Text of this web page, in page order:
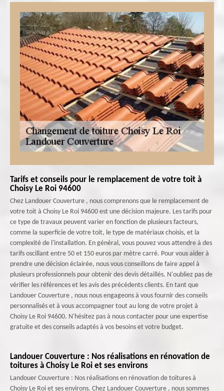
Tarifs et conseils pour le remplacement de votre toit à
Choisy Le Roi 94600
Chez Landouer Couverture , nous comprenons que le remplacement de
votre toit à Choisy Le Roi 94600 est une décision majeure. Les tarifs pour
ce type de travaux peuvent varier en fonction de plusieurs facteurs,
comme la superficie de votre toit, le type de matériaux choisis, et la
complexité de l'installation. En général, vous pouvez vous attendre à des
tarifs oscillant entre 50 et 150 euros par mètre carré. Pour vous aider à
prendre une décision éclairée, nous vous conseillons de faire appel à
plusieurs professionnels pour obtenir des devis détaillés. N'oubliez pas de
vérifier les références et les avis des précédents clients. En tant que
Landouer Couverture , nous nous engageons à vous fournir des conseils
personnalisés et à vous accompagner tout au long de votre projet à
Choisy Le Roi 94600. N'hésitez pas à nous contacter pour une expertise
gratuite et des conseils adaptés à vos besoins et votre budget.
Landouer Couverture : Nos réalisations en rénovation de
toitures à Choisy Le Roi et ses environs
Landouer Couverture : Nos réalisations en rénovation de toitures à
Choisy Le Roi et ses environs. Chez Landouer Couverture , nous sommes